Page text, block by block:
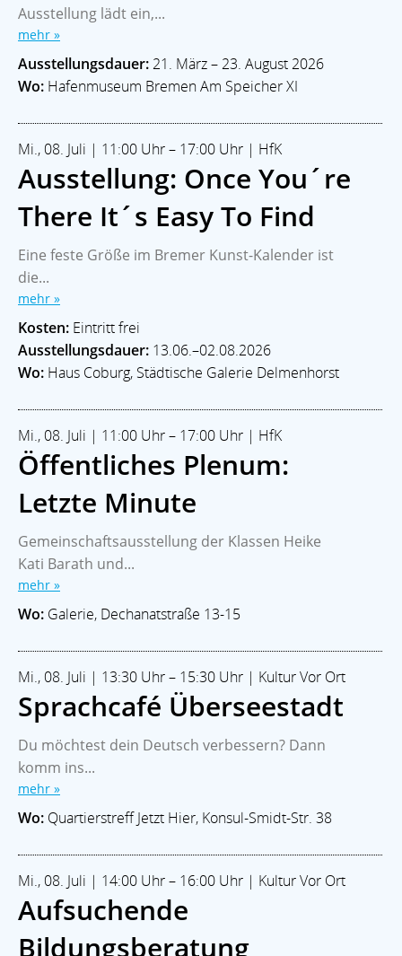
Ausstellung lädt ein,...
mehr »
Ausstellungsdauer:21. März – 23. August 2026
Wo: Hafenmuseum Bremen Am Speicher XI
Mi., 08. Juli | 11:00 Uhr – 17:00 Uhr | HfK
Ausstellung: Once You´re
There It´s Easy To Find
Eine feste Größe im Bremer Kunst-Kalender ist
die...
mehr »
Kosten: Eintritt frei
Ausstellungsdauer: 13.06.–02.08.2026
Wo: Haus Coburg, Städtische Galerie Delmenhorst
Mi., 08. Juli | 11:00 Uhr – 17:00 Uhr | HfK
Öffentliches Plenum:
Letzte Minute
Gemeinschaftsausstellung der Klassen Heike
Kati Barath und...
mehr »
Wo: Galerie, Dechanatstraße 13-15
Mi., 08. Juli | 13:30 Uhr – 15:30 Uhr | Kultur Vor Ort
Sprachcafé Überseestadt
Du möchtest dein Deutsch verbessern? Dann
komm ins...
mehr »
Wo: Quartierstreff Jetzt Hier, Konsul-Smidt-Str. 38
Mi., 08. Juli | 14:00 Uhr – 16:00 Uhr | Kultur Vor Ort
Aufsuchende
Bildungsberatung